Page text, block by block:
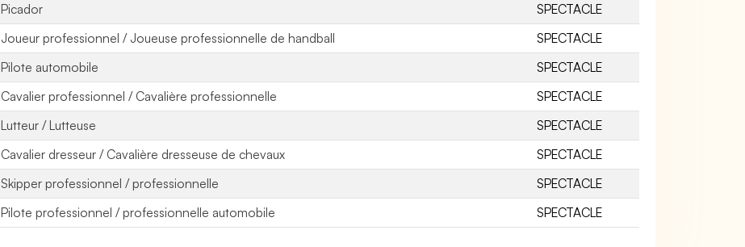
Picador
SPECTACLE
Joueur professionnel / Joueuse professionnelle de handball
SPECTACLE
Pilote automobile
SPECTACLE
Cavalier professionnel / Cavalière professionnelle
SPECTACLE
Lutteur / Lutteuse
SPECTACLE
Cavalier dresseur / Cavalière dresseuse de chevaux
SPECTACLE
Skipper professionnel / professionnelle
SPECTACLE
Pilote professionnel / professionnelle automobile
SPECTACLE